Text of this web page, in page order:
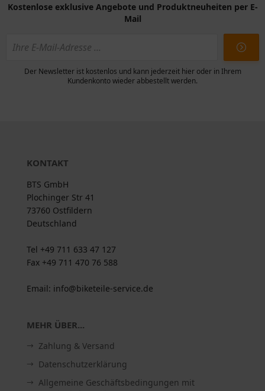
Kostenlose exklusive Angebote und Produktneuheiten per E-
Mail
Der Newsletter ist kostenlos und kann jederzeit hier oder in Ihrem
Kundenkonto wieder abbestellt werden.
KONTAKT
BTS GmbH
Plochinger Str 41
73760 Ostfildern
Deutschland
Tel +49 711 633 47 127
Fax +49 711 470 76 588
Email: info@biketeile-service.de
MEHR ÜBER...
Zahlung & Versand
Datenschutzerklärung
Allgemeine Geschäftsbedingungen mit